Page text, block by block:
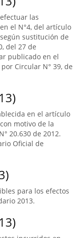
las
el N°4, del artículo
sustitución de
del 27 de
publicado en el
Circular N° 39, de
en el artículo
motivo de la
20.630 de 2012.
Oficial de
para los efectos
2013.